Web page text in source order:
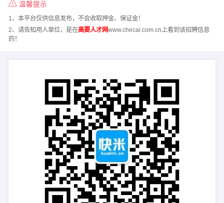
温馨提示
1、本平台仅供信息发布，不会收取押金、保证金！
2、请告知用人单位，是在高要人才网www.checai.com.cn上看到该招聘信息
的！